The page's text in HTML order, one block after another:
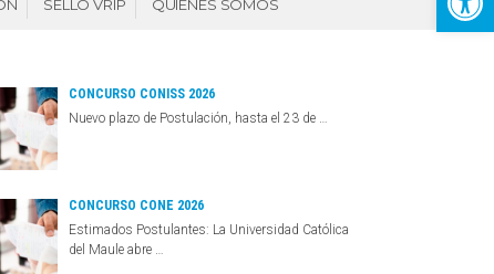
SELLO VRIP QUIENES SOMOS
CONCURSO CONISS 2026
Nuevo plazo de Postulación, hasta el 23 de …
CONCURSO CONE 2026
Estimados Postulantes: La Universidad Católica
del Maule abre …